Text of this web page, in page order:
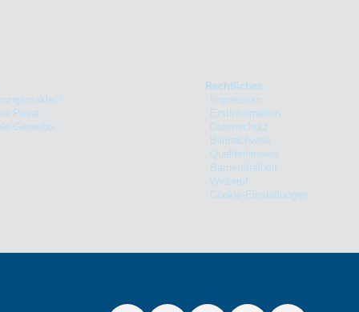
Privat
Gewerbe
Rechtliches
Impressum
Erstinformation
Datenschutz
Bildnachweis
Quellenhinweis
Barrierefreiheit
Widerruf
Cookie-Einstellungen